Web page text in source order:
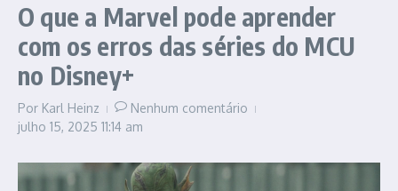
O que a Marvel pode aprender
com os erros das séries do MCU
no Disney+
Por Karl Heinz
Nenhum comentário
julho 15, 2025 11:14 am